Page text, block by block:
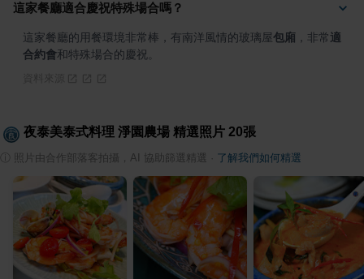
這家餐廳適合慶祝特殊場合嗎？
這家餐廳的用餐環境非常棒，有南洋風情的玻璃屋包廂 ，非常適
合約會和特殊場合的慶祝。
夜泰美泰式料理 淨園農場 精選照片 20張
照片由合作部落客拍攝，AI 協助篩選精選 了解我們如何精選